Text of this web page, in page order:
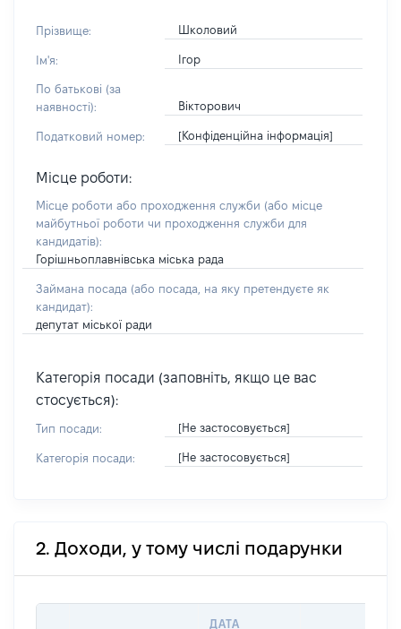
Прізвище: Школовий
Ім'я: Ігор
По батькові (за
наявності):
Вікторович
Податковий номер: [Конфіденційна інформація]
Місце роботи:
Місце роботи або проходження служби (або місце
майбутньої роботи чи проходження служби для
кандидатів):
Горішньоплавнівська міська рада
Займана посада (або посада, на яку претендуєте як
кандидат):
депутат міської ради
Категорія посади (заповніть, якщо це вас
стосується):
Тип посади: [Не застосовується]
Категорія посади: [Не застосовується]
2. Доходи, у тому числі подарунки
ДАТА